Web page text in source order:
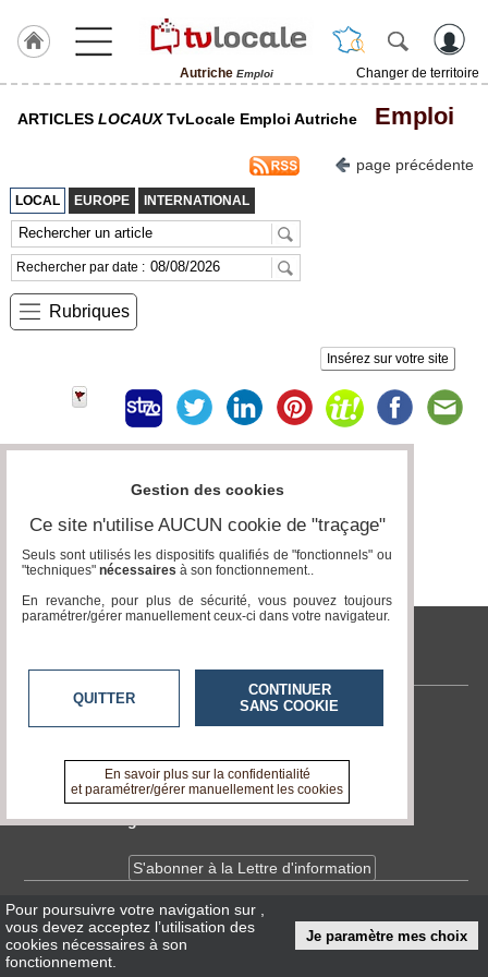
Autriche Emploi
Changer de territoire
Autriche
TvLocale
France
Accueil
Gazette
Médias
du
groupe
Blogs
Prémium
ARTICLES LOCAUXTvLocale Emploi Autriche Emploi
page précédente
LOCAL EUROPE INTERNATIONAL
Rechercher par date :
Rubriques
Insérez sur votre site
Page 0 / 0
tvlocale.fr
Contactez-nous
A propos de tvlocale.fr
Devenir délégué
S'abonner à la Lettre d'information
InfosCNIL/RGPD
Conditions Générales d'Utilisation
Pour poursuivre votre navigation sur
vous devez acceptez l’utilisation des
cookies nécessaires à son
fonctionnement.
Je paramètre mes choix
Gestion des cookies
Ce site n'utilise AUCUN cookie de "traçage"
Seuls sont utilisés les dispositifs qualifiés de "fonctionnels" ou
"techniques" nécessaires à son fonctionnement..
En revanche, pour plus de sécurité, vous pouvez toujours
paramétrer/gérer manuellement ceux-ci dans votre navigateur.
QUITTER
CONTINUER
SANS COOKIE
En savoir plus sur la confidentialité
et paramétrer/gérer manuellement les cookies